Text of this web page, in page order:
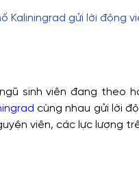
Kaliningrad gửi lời động
sinh viên đang theo
cùng nhau gửi lời
viên, các lực lượng